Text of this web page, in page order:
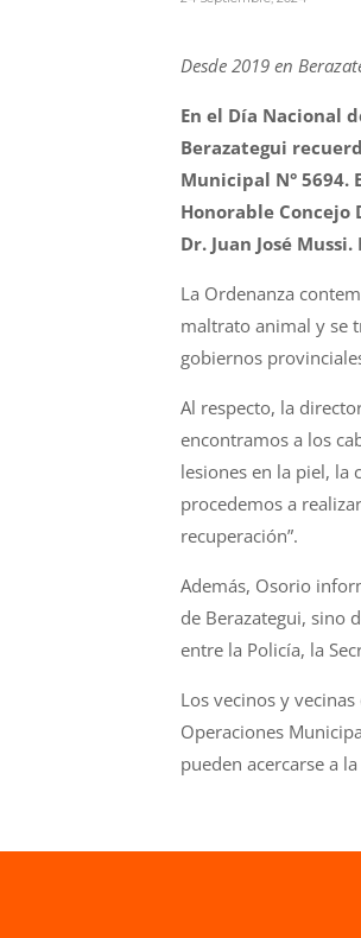
Desde 2019 en
En el Día Nacional
Berazategui
Municipal N° 5694.
Honorable
Dr. Juan José
La Ordenanza
maltrato animal y se
gobiernos
Al respecto, la
encontramos a los
lesiones en la piel, la
procedemos a
recuperación”.
Además, Osorio
de Berazategui, sino
entre la Policía, la
Los vecinos y
Operaciones
pueden acercarse a